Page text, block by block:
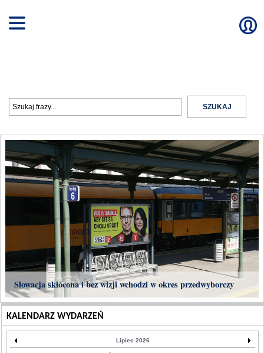
Słowacja skłócona i bez wizji wchodzi w okres przedwyborczy
KALENDARZ WYDARZEŃ
Lipiec 2026